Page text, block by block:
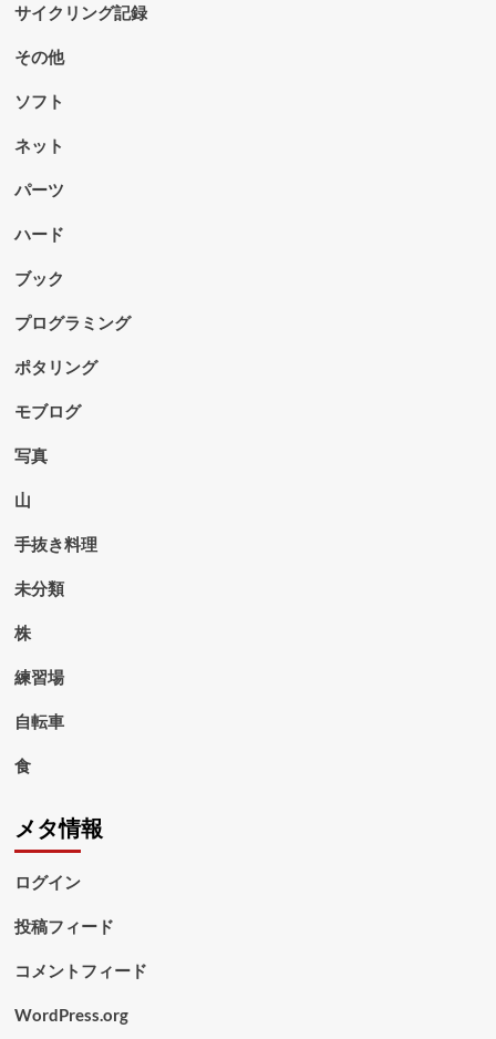
サイクリング記録
その他
ソフト
ネット
パーツ
ハード
ブック
プログラミング
ポタリング
モブログ
写真
山
手抜き料理
未分類
株
練習場
自転車
食
メタ情報
ログイン
投稿フィード
コメントフィード
WordPress.org